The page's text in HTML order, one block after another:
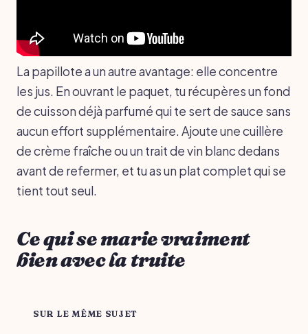
La papillote a un autre avantage: elle concentre
les jus. En ouvrant le paquet, tu récupères un fond
de cuisson déjà parfumé qui te sert de sauce sans
aucun effort supplémentaire. Ajoute une cuillère
de crème fraîche ou un trait de vin blanc dedans
avant de refermer, et tu as un plat complet qui se
tient tout seul.
Ce qui se marie vraiment
bien avec la truite
SUR LE MÊME SUJET